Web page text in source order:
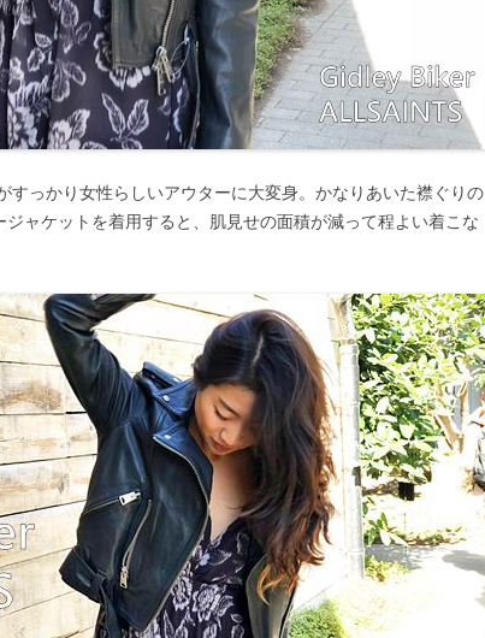
すっかり女性らしいアウターに大変身。かなりあいた襟ぐりの
ャケットを着用すると、肌見せの面積が減って程よい着こな